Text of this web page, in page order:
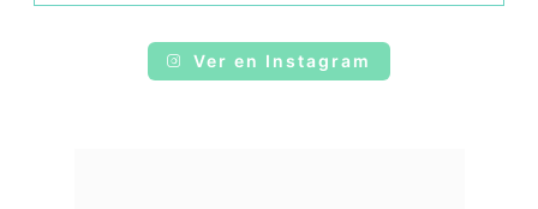
Ver en Instagram